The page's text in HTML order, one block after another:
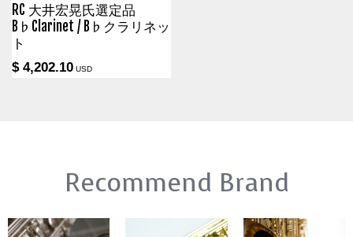
RC 大井宏晃氏選定品
B♭Clarinet / B♭クラリネッ
ト
$ 4,202.10 USD
Recommend Brand